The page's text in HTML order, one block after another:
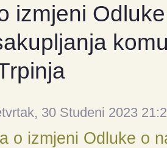
izmjeni
30 Studeni 2023
o izmjeni Odluke o